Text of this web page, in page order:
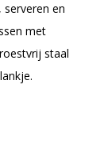
serveren en
met
staal